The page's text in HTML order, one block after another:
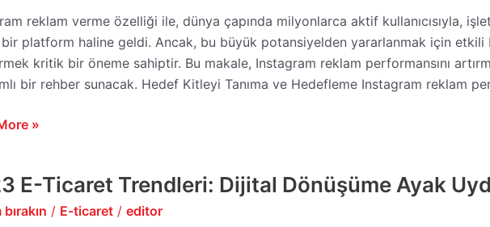
reklam verme özelliği ile, dünya çapında milyonlarca aktif kullanıcısıyla,
bir platform haline geldi. Ancak, bu büyük potansiyelden yararlanmak için
kritik bir öneme sahiptir. Bu makale, Instagram reklam performansını
bir rehber sunacak. Hedef Kitleyi Tanıma ve Hedefleme Instagram reklam
»
E-Ticaret Trendleri: Dijital Dönüşüme Ayak
/ E-ticaret / editor